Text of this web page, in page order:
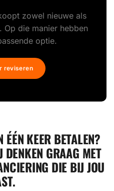
zowel nieuwe als
Op die manier hebben
optie.
reviseren
KEER BETALEN?
DENKEN GRAAG MET
DIE BIJ JOU